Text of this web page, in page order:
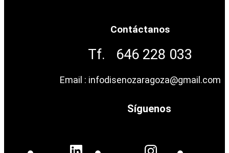
Contáctanos
Tf. 646 228 033
Email : infodisenozaragoza@gmail.com
Síguenos